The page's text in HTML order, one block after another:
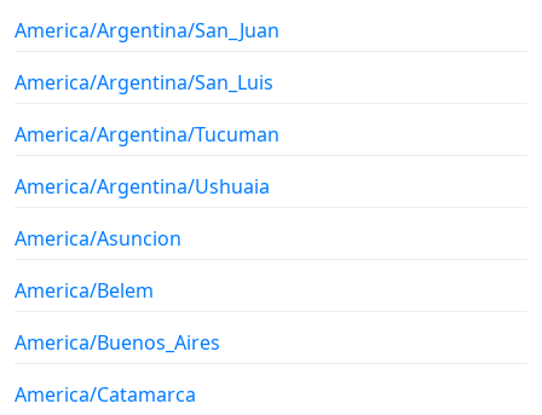
America/Argentina/San_Juan
America/Argentina/San_Luis
America/Argentina/Tucuman
America/Argentina/Ushuaia
America/Asuncion
America/Belem
America/Buenos_Aires
America/Catamarca